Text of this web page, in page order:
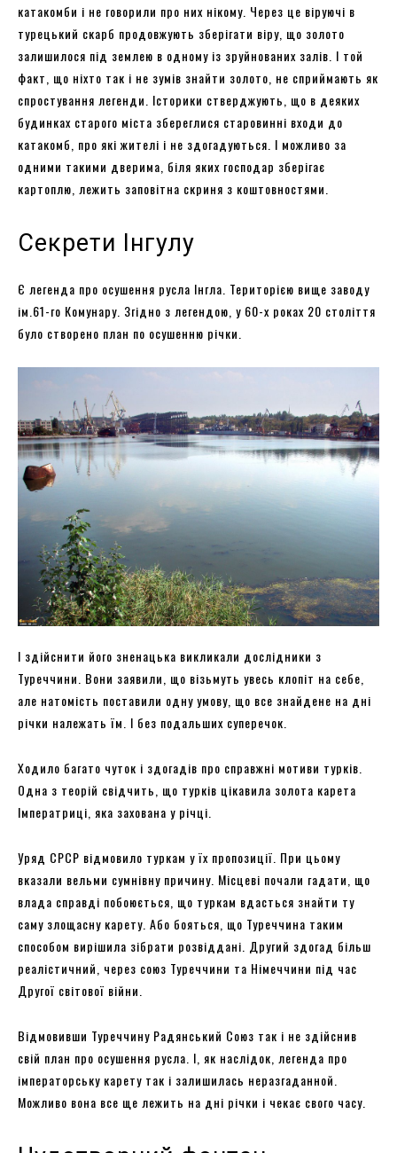
катакомби і не говорили про них нікому. Через це віруючі в
турецький скарб продовжують зберігати віру, що золото
залишилося під землею в одному із зруйнованих залів. І той
факт, що ніхто так і не зумів знайти золото, не сприймають як
спростування легенди. Історики стверджують, що в деяких
будинках старого міста збереглися старовинні входи до
катакомб, про які жителі і не здогадуються. І можливо за
одними такими дверима, біля яких господар зберігає
картоплю, лежить заповітна скриня з коштовностями.
Секрети Інгулу
Є легенда про осушення русла Інгла. Територією вище заводу
ім.61-го Комунару. Згідно з легендою, у 60-х роках 20 століття
було створено план по осушенню річки.
І здійснити його зненацька викликали дослідники з
Туреччини. Вони заявили, що візьмуть увесь клопіт на себе,
але натомість поставили одну умову, що все знайдене на дні
річки належать їм. І без подальших суперечок.
Ходило багато чуток і здогадів про справжні мотиви турків.
Одна з теорій свідчить, що турків цікавила золота карета
Імператриці, яка захована у річці.
Уряд СРСР відмовило туркам у їх пропозиції. При цьому
вказали вельми сумнівну причину. Місцеві почали гадати, що
влада справді побоюється, що туркам вдасться знайти ту
саму злощасну карету. Або бояться, що Туреччина таким
способом вирішила зібрати розвіддані. Другий здогад більш
реалістичний, через союз Туреччини та Німеччини під час
Другої світової війни.
Відмовивши Туреччину Радянський Союз так і не здійснив
свій план про осушення русла. І, як наслідок, легенда про
імператорську карету так і залишилась неразгаданной.
Можливо вона все ще лежить на дні річки і чекає свого часу.